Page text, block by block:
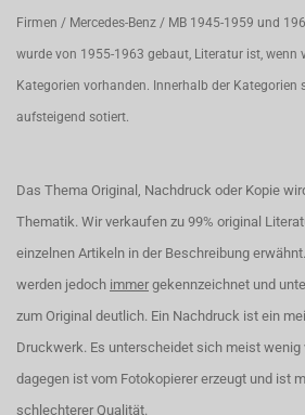
Firmen / Mercedes-Benz / MB 1945-1959 und
wurde von 1955-1963 gebaut, Literatur ist, wenn
Kategorien vorhanden. Innerhalb der Kategorien
aufsteigend sotiert.
Das Thema Original, Nachdruck oder Kopie
Thematik. Wir verkaufen zu 99% original
einzelnen Artikeln in der Beschreibung
werden jedoch immer gekennzeichnet und
zum Original deutlich. Ein Nachdruck ist ein
Druckwerk. Es unterscheidet sich meist wenig
dagegen ist vom Fotokopierer erzeugt und ist
schlechterer Qualität.